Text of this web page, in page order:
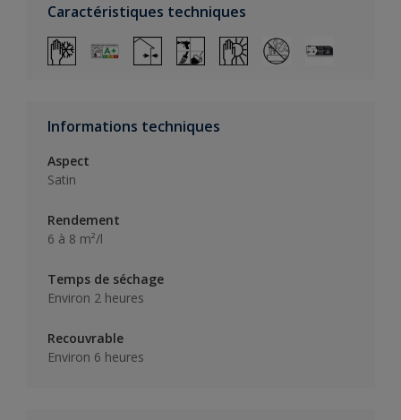
Caractéristiques techniques
Informations techniques
Aspect
Satin
Rendement
6 à 8 m²/l
Temps de séchage
Environ 2 heures
Recouvrable
Environ 6 heures